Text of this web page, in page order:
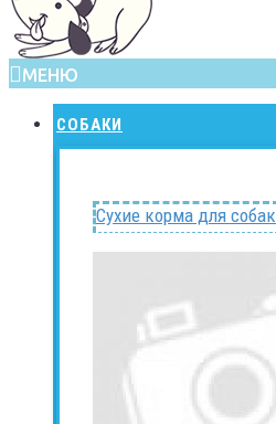
МЕНЮ
СОБАКИ
Сухие корма для собак